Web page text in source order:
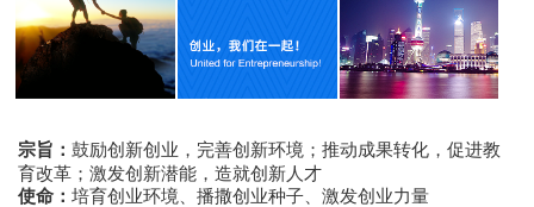
宗旨： 鼓励创新创业，完善创新环境；推动成果转化，促进教
育改革；激发创新潜能，造就创新人才
使命： 培育创业环境、播撒创业种子、激发创业力量